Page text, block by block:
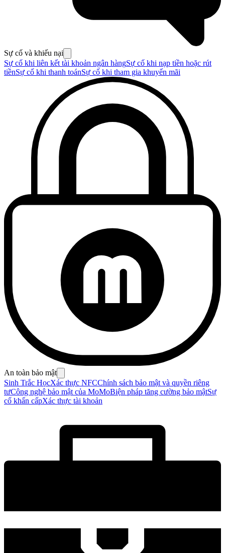
Sự cố và khiếu nại
Sự cố khi liên kết tài khoản ngân hàngSự cố khi nạp tiền hoặc rút
tiềnSự cố khi thanh toánSự cố khi tham gia khuyến mãi
An toàn bảo mật
Sinh Trắc HọcXác thực NFCChính sách bảo mật và quyền riêng
tưCông nghệ bảo mật của MoMoBiện pháp tăng cường bảo mậtSự
cố khẩn cấpXác thực tài khoản